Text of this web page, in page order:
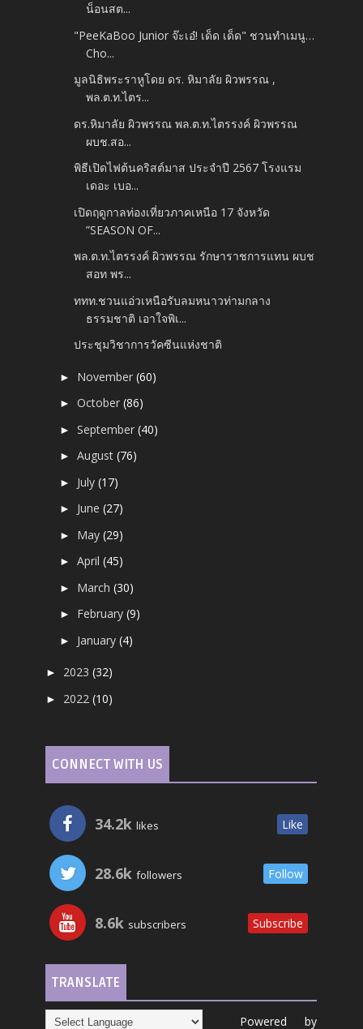
น็อนสต...
"PeeKaBoo Junior จ๊ะเอ๋! เด็ด เด็ด" ชวนทำเมนู…
Cho...
มูลนิธิพระราหูโดย ดร. หิมาลัย ผิวพรรณ ,
พล.ต.ท.ไตร...
ดร.หิมาลัย ผิวพรรณ พล.ต.ท.ไตรรงค์ ผิวพรรณ
ผบช.สอ...
พิธีเปิดไฟต้นคริสต์มาส ประจำปี 2567 โรงแรม
เดอะ เบอ...
เปิดฤดูกาลท่องเที่ยวภาคเหนือ 17 จังหวัด
”SEASON OF...
พล.ต.ท.ไตรรงค์ ผิวพรรณ รักษาราชการแทน ผบช
สอท พร...
ททท.ชวนแอ่วเหนือรับลมหนาวท่ามกลาง
ธรรมชาติ เอาใจพิเ...
ประชุมวิชาการวัคซีนแห่งชาติ
► November(60)
►October(86)
►September(40)
►August(76)
► July(17)
► June(27)
► May(29)
►April(45)
► March(30)
► February(9)
► January(4)
► 2023(32)
► 2022(10)
CONNECT WITH US
34.2k likes Like
28.6k followers Follow
8.6k subscribers Subscribe
TRANSLATE
Powered by